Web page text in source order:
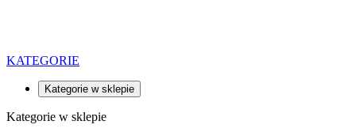
KATEGORIE
Kategorie w sklepie
Kategorie w sklepie